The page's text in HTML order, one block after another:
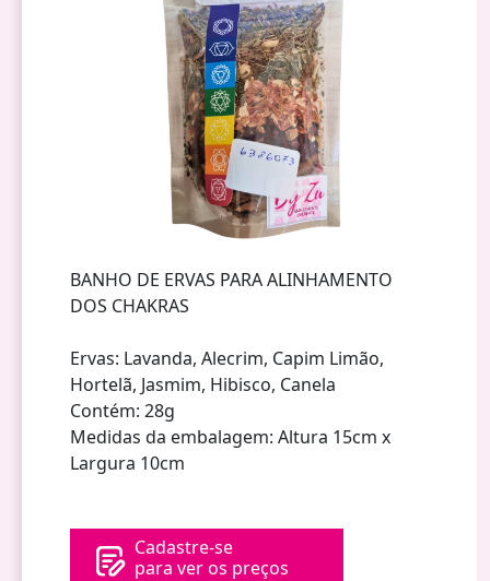
BANHO DE ERVAS PARA ALINHAMENTO
DOS CHAKRAS
Ervas: Lavanda, Alecrim, Capim Limão,
Hortelã, Jasmim, Hibisco, Canela
Contém: 28g
Medidas da embalagem: Altura 15cm x
Largura 10cm
Cadastre-se
para ver os preços